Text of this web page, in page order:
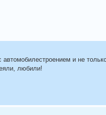
и не
любили!